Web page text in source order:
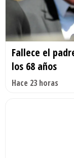
Fallece el
los 68 años
Hace 23 horas